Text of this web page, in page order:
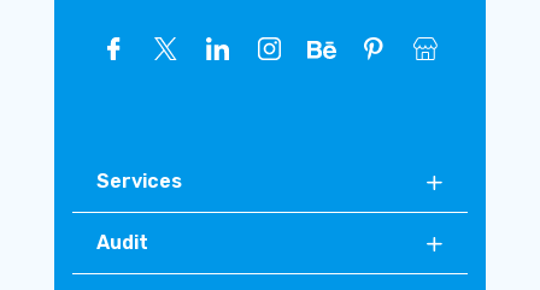
Services
Audit